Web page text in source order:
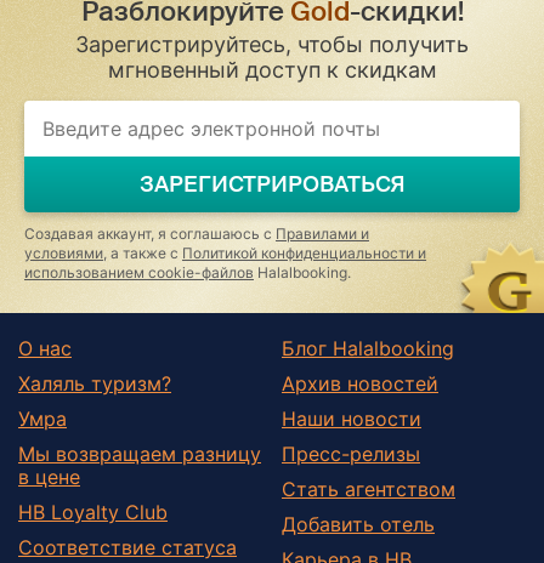
Разблокируйте Gold-скидки!
Зарегистрируйтесь, чтобы получить
мгновенный доступ к скидкам
If
you
ignore
this
field
ЗАРЕГИСТРИРОВАТЬСЯ
Создавая аккаунт, я соглашаюсь с Правилами и
условиями , а также с Политикой конфиденциальности и
использованием cookie-файлов Halalbooking.
О нас
Халяль туризм?
Умра
Мы возвращаем разницу
в цене
HB Loyalty Club
Соответствие статуса
Блог Halalbooking
Архив новостей
Наши новости
Пресс-релизы
Стать агентством
Добавить отель